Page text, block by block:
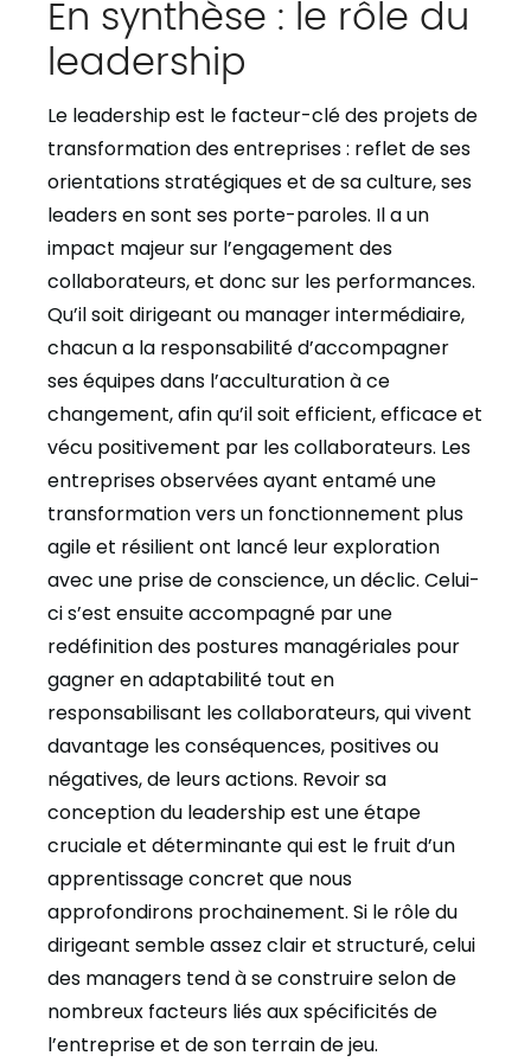
En synthèse : le rôle du
leadership
Le leadership est le facteur-clé des projets de
transformation des entreprises : reflet de ses
orientations stratégiques et de sa culture, ses
leaders en sont ses porte-paroles. Il a un
impact majeur sur l’engagement des
collaborateurs, et donc sur les performances.
Qu’il soit dirigeant ou manager intermédiaire,
chacun a la responsabilité d’accompagner
ses équipes dans l’acculturation à ce
changement, afin qu’il soit efficient, efficace et
vécu positivement par les collaborateurs. Les
entreprises observées ayant entamé une
transformation vers un fonctionnement plus
agile et résilient ont lancé leur exploration
avec une prise de conscience, un déclic. Celui-
ci s’est ensuite accompagné par une
redéfinition des postures managériales pour
gagner en adaptabilité tout en
responsabilisant les collaborateurs, qui vivent
davantage les conséquences, positives ou
négatives, de leurs actions. Revoir sa
conception du leadership est une étape
cruciale et déterminante qui est le fruit d’un
apprentissage concret que nous
approfondirons prochainement. Si le rôle du
dirigeant semble assez clair et structuré, celui
des managers tend à se construire selon de
nombreux facteurs liés aux spécificités de
l’entreprise et de son terrain de jeu.